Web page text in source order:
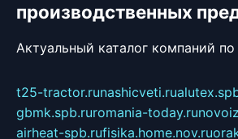
производственных
Актуальный каталог компаний
t25-tractor.runashicveti.ru
gbmk.spb.ruromania-today.ru
airheat-spb.rufisika.home.nov.ru